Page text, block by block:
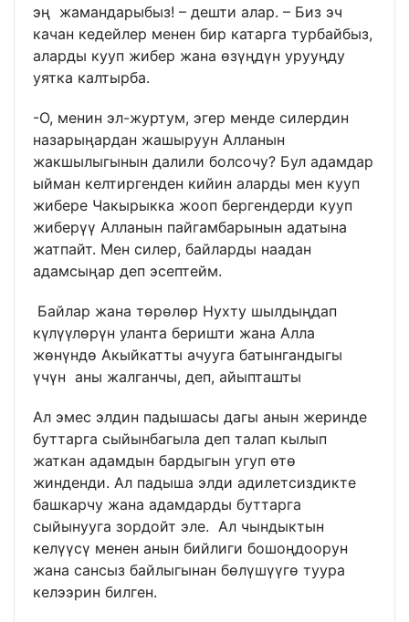
эң жамандарыбыз! – дешти алар. – Биз эч
качан кедейлер менен бир катарга турбайбыз,
аларды кууп жибер жана өзүңдүн урууңду
уятка калтырба.
-О, менин эл-журтум, эгер менде силердин
назарыңардан жашыруун Алланын
жакшылыгынын далили болсочу? Бул адамдар
ыйман келтиргенден кийин аларды мен кууп
жибере Чакырыкка жооп бергендерди кууп
жиберүү Алланын пайгамбарынын адатына
жатпайт. Мен силер, байларды наадан
адамсыңар деп эсептейм.
Байлар жана төрөлөр Нухту шылдыңдап
күлүүлөрүн уланта беришти жана Алла
жөнүндө Акыйкатты ачууга батынгандыгы
үчүн аны жалганчы, деп, айыпташты
Ал эмес элдин падышасы дагы анын жеринде
буттарга сыйынбагыла деп талап кылып
жаткан адамдын бардыгын угуп өтө
жинденди. Ал падыша элди адилетсиздикте
башкарчу жана адамдарды буттарга
сыйынууга зордойт эле. Ал чындыктын
келүүсү менен анын бийлиги бошоңдоорун
жана сансыз байлыгынан бөлүшүүгө туура
келээрин билген.